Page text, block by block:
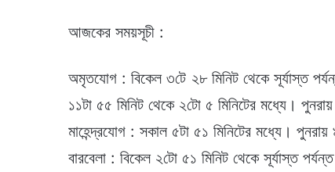
আজকের সময়সূচী :
অমৃতযোগ : বিকেল ৩টে ২৮ মিনিট থেকে সূর্যাস্ত
১১টা ৫৫ মিনিট থেকে ২টো ৫ মিনিটের মধ্যে।
মাহেন্দ্রযোগ : সকাল ৫টা ৫১ মিনিটের মধ্যে।
বারবেলা : বিকেল ২টো ৫১ মিনিট থেকে সূর্যাস্ত